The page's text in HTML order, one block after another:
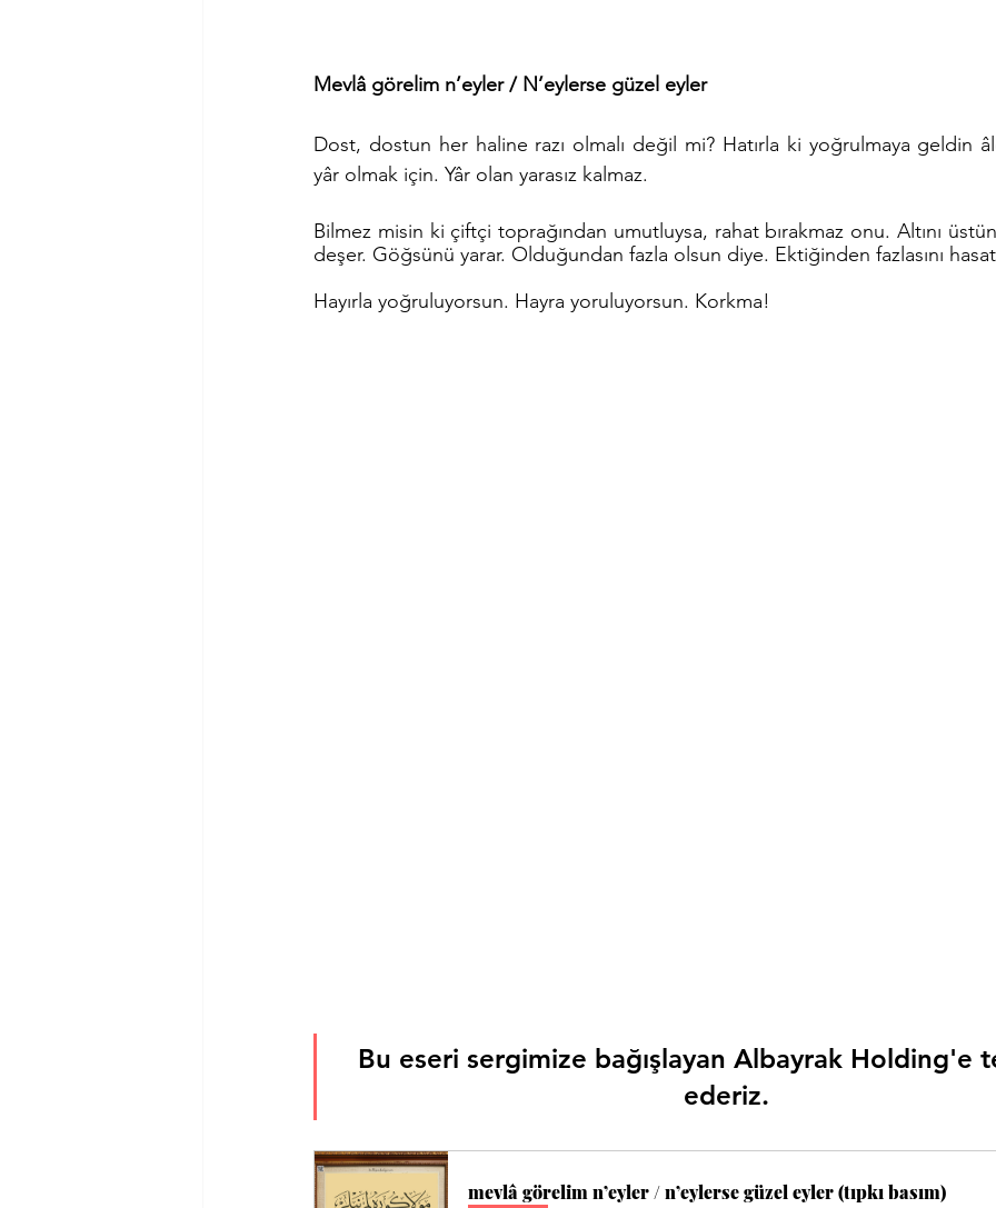
Mevlâ görelim n’eyler / N’eylerse güzel eyler
Dost, dostun her haline razı olmalı değil mi? Hatırla ki yoğrulmaya geldin
yâr olmak için. Yâr olan yarasız kalmaz.
Bilmez misin ki çiftçi toprağından umutluysa, rahat bırakmaz onu. Altını
deşer. Göğsünü yarar. Olduğundan fazla olsun diye. Ektiğinden fazlasını
Hayırla yoğruluyorsun. Hayra yoruluyorsun. Korkma!
Bu eseri sergimize bağışlayan Albayrak Holding'e
ederiz.
mevlâ görelim n’eyler / n’eylerse güzel eyler (tıpkı basım)